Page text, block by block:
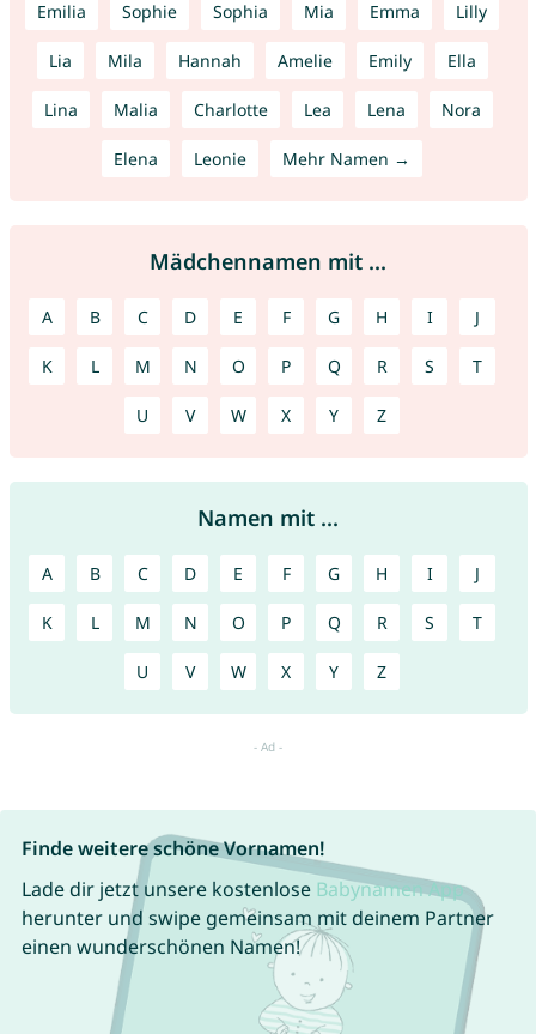
Emilia Sophie Sophia Mia Emma Lilly
Lia Mila Hannah Amelie Emily Ella
Lina Malia Charlotte Lea Lena Nora
Elena Leonie Mehr Namen →
Mädchennamen mit ...
A B C D E F G H I J
K L M N O P Q R S T
U V W X Y Z
Namen mit ...
A B C D E F G H I J
K L M N O P Q R S T
U V W X Y Z
Finde weitere schöne Vornamen!
Lade dir jetzt unsere kostenlose Babynamen App
herunter und swipe gemeinsam mit deinem Partner
einen wunderschönen Namen!